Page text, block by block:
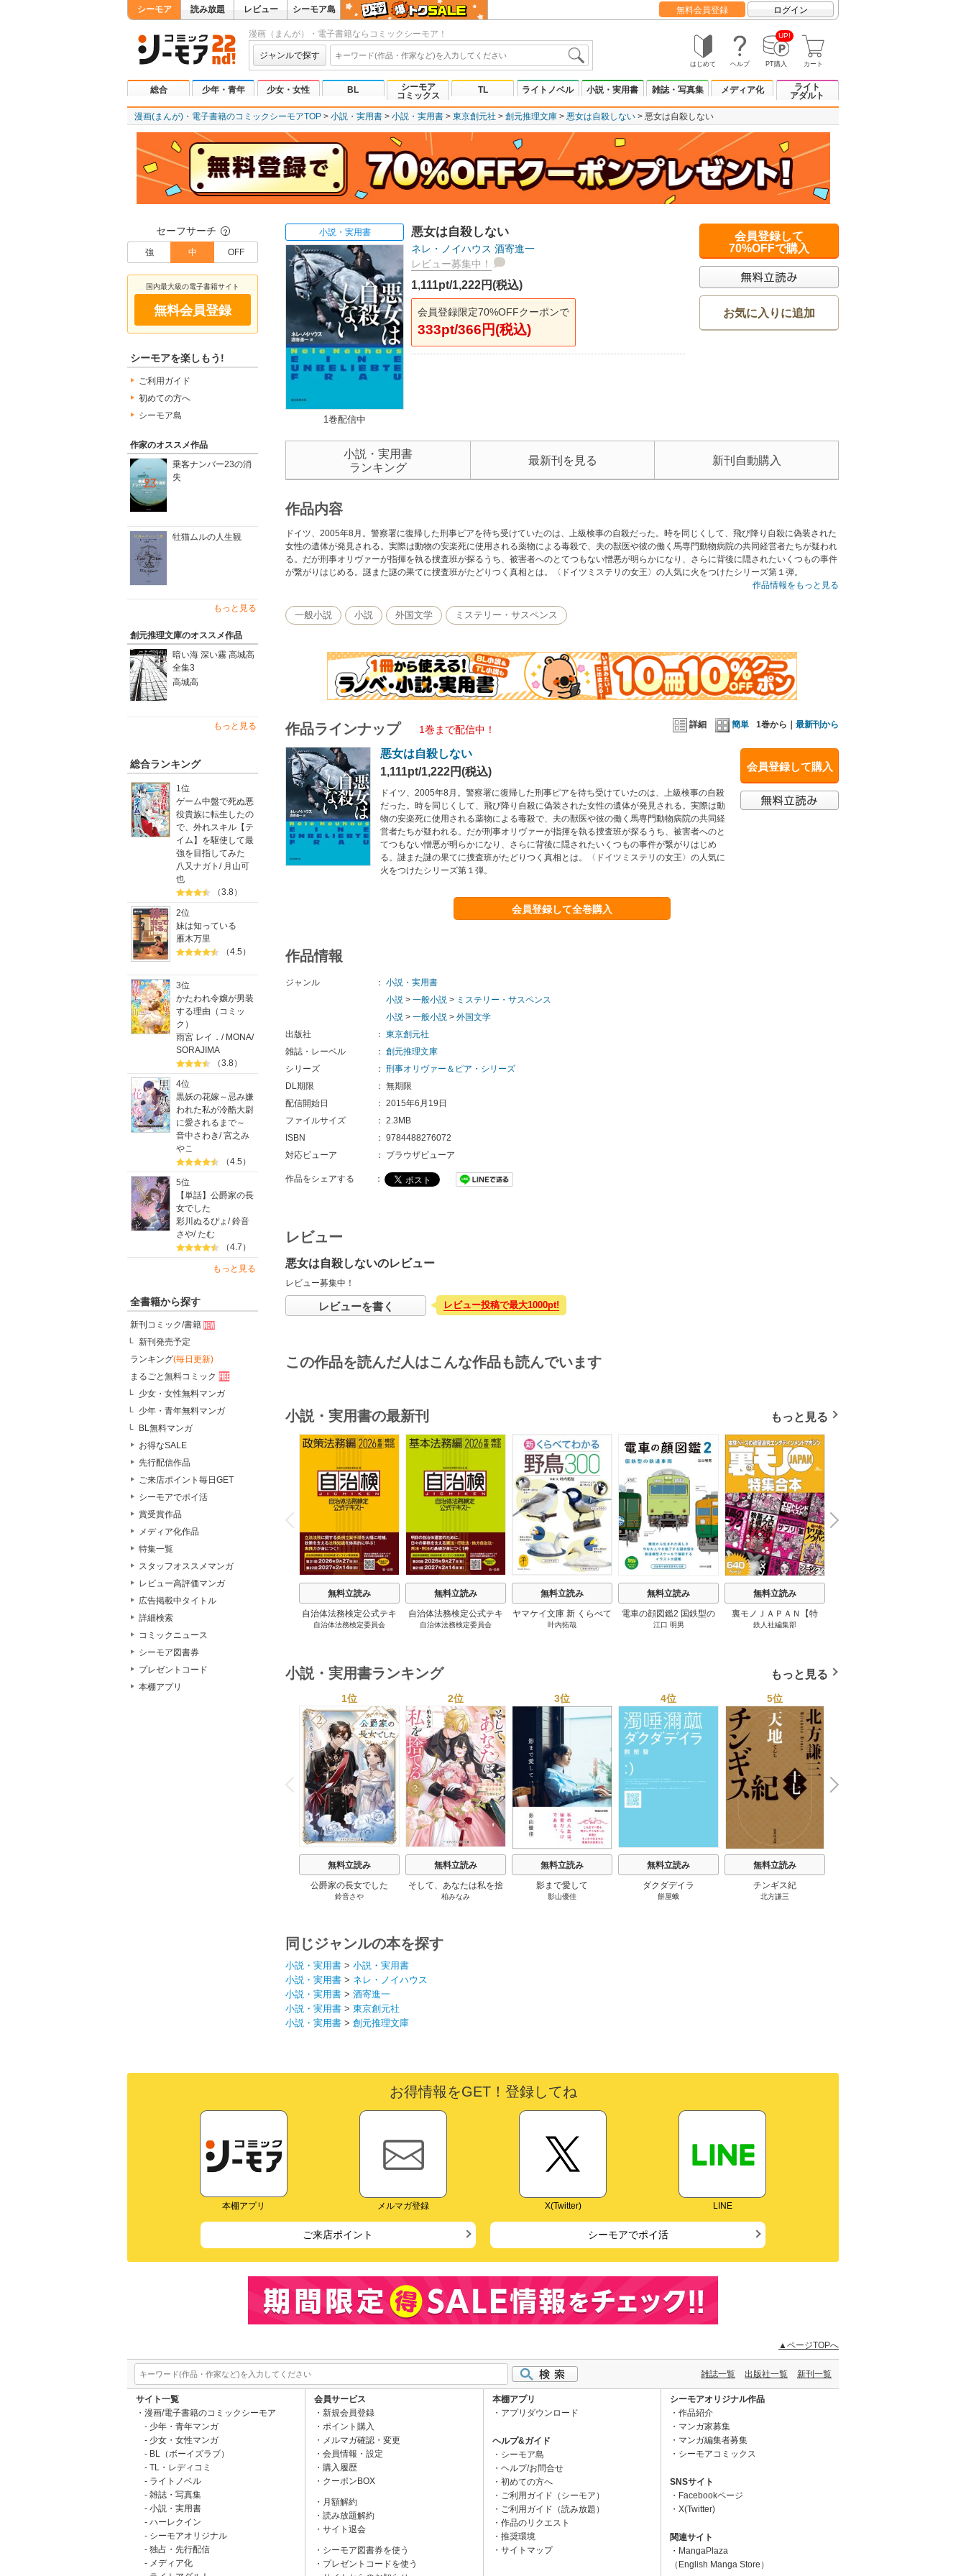
シーモア 読み放題 レビュー シーモア島 無料会員登録 ログイン
漫画（まんが）・電子書籍ならコミックシーモア！
ジャンルで探す
はじめて ヘルプ
UP!
PT購入 カート
総合 少年・青年 少女・女性 BL
シーモア
コミックス
TL ライトノベル 小説・実用書 雑誌・写真集 メディア化
ライト
アダルト
漫画(まんが)・電子書籍のコミックシーモアTOP 小説・実用書 小説・実用書 東京創元社 創元推理文庫 悪女は自殺しない 悪女は自殺しない
セーフサーチ ？
強 中 OFF
国内最大級の電子書籍サイト
無料会員登録
シーモアを楽しもう!
ご利用ガイド
初めての方へ
シーモア島
作家のオススメ作品
乗客ナンバー23の消
失
牡猫ムルの人生観
もっと見る
創元推理文庫のオススメ作品
暗い海 深い霧 高城高
全集3
高城高
もっと見る
総合ランキング
1位
ゲーム中盤で死ぬ悪
役貴族に転生したの
で、外れスキル【テ
イム】を駆使して最
強を目指してみた
八又ナガト / 月山可
也
（3.8）
2位
妹は知っている
雁木万里
（4.5）
3位
かたわれ令嬢が男装
する理由（コミッ
ク）
雨宮 レイ． / MONA/
SORAJIMA
（3.8）
4位
黒妖の花嫁～忌み嫌
われた私が冷酷大尉
に愛されるまで～
音中さわき/宮之み
やこ
（4.5）
5位
【単話】公爵家の長
女でした
彩川ぬるぴょ /鈴音
さや/たむ
（4.7）
もっと見る
全書籍から探す
新刊コミック/書籍
新刊発売予定
ランキング(毎日更新)
まるごと無料コミック
少女・女性無料マンガ
少年・青年無料マンガ
BL無料マンガ
お得なSALE
先行配信作品
ご来店ポイント毎日GET
シーモアでポイ活
賞受賞作品
メディア化作品
特集一覧
スタッフオススメマンガ
レビュー高評価マンガ
広告掲載中タイトル
詳細検索
コミックニュース
シーモア図書券
プレゼントコード
本棚アプリ
小説・実用書
1巻配信中
悪女は自殺しない
ネレ・ノイハウス 酒寄進一
レビュー募集中！
1,111pt/1,222円(税込)
会員登録限定70%OFFクーポンで
333pt/366円(税込)
会員登録して
70%OFFで購入
お気に入りに追加
小説・実用書
ランキング
最新刊を見る 新刊自動購入
作品内容
ドイツ、2005年8月。警察署に復帰した刑事ピアを待ち受けていたのは、上級検事の自殺だった。時を同じくして、飛び降り自殺に偽装された
女性の遺体が発見される。実際は動物の安楽死に使用される薬物による毒殺で、夫の獣医や彼の働く馬専門動物病院の共同経営者たちが疑われ
る。だが刑事オリヴァーが指揮を執る捜査班が探るうち、被害者へのとてつもない憎悪が明らかになり、さらに背後に隠されたいくつもの事件
が繋がりはじめる。謎また謎の果てに捜査班がたどりつく真相とは。〈ドイツミステリの女王〉の人気に火をつけたシリーズ第１弾。
作品情報をもっと見る
一般小説 小説 外国文学 ミステリー・サスペンス
詳細 簡単 1巻から｜ 最新刊から
作品ラインナップ 1巻まで配信中！
会員登録して購入
悪女は自殺しない
1,111pt/1,222円(税込)
ドイツ、2005年8月。警察署に復帰した刑事ピアを待ち受けていたのは、上級検事の自殺
だった。時を同じくして、飛び降り自殺に偽装された女性の遺体が発見される。実際は動
物の安楽死に使用される薬物による毒殺で、夫の獣医や彼の働く馬専門動物病院の共同経
営者たちが疑われる。だが刑事オリヴァーが指揮を執る捜査班が探るうち、被害者へのと
てつもない憎悪が明らかになり、さらに背後に隠されたいくつもの事件が繋がりはじめ
る。謎また謎の果てに捜査班がたどりつく真相とは。〈ドイツミステリの女王〉の人気に
火をつけたシリーズ第１弾。
会員登録して全巻購入
作品情報
ジャンル ： 小説・実用書
小説 > 一般小説 > ミステリー・サスペンス
小説 > 一般小説 > 外国文学
出版社
： 東京創元社
雑誌・レーベル
： 創元推理文庫
シリーズ
： 刑事オリヴァー＆ピア・シリーズ
DL期限
： 無期限
配信開始日
： 2015年6月19日
ファイルサイズ
： 2.3MB
ISBN
： 9784488276072
対応ビューア
： ブラウザビューア
作品をシェアする ：
レビュー
悪女は自殺しないのレビュー
レビュー募集中！
レビューを書く レビュー投稿で最大1000pt!
この作品を読んだ人はこんな作品も読んでいます
小説・実用書の最新刊 もっと見る
P
r
e
i
o
u
s
無料立読み
自治体法務検定公式テキ
スト 政策法務編 ２０
自治体法務検定委員会
無料立読み
自治体法務検定公式テキ
スト 基本法務編 ２０
自治体法務検定委員会
無料立読み
ヤマケイ文庫 新 くらべて
わかる野鳥300 1巻
叶内拓哉
無料立読み
電車の顔図鑑2 国鉄型の
鉄道車両 1巻
江口 明男
無料立読み
裏モノＪＡＰＡＮ【特
集】★超ボリューム版６
トレンド年間ベスト★お
っさん５０人の体験から
学ぶ★夢のようなエロい
楽園３０ 1巻
鉄人社編集部
N
e
x
t
小説・実用書ランキング もっと見る
P
r
e
v
i
o
u
s
1位
無料立読み
公爵家の長女でした
鈴音さや
2位
無料立読み
そして、あなたは私を捨
てる
柏みなみ
3位
無料立読み
影まで愛して
影山優佳
4位
無料立読み
ダクダデイラ
餅屋蛾
5位
無料立読み
チンギス紀
北方謙三
N
x
同じジャンルの本を探す
小説・実用書 > 小説・実用書
小説・実用書 > ネレ・ノイハウス
小説・実用書 > 酒寄進一
小説・実用書 > 東京創元社
小説・実用書 > 創元推理文庫
お得情報をGET！登録してね
本棚アプリ メルマガ登録 X(Twitter) LINE
ご来店ポイント シーモアでポイ活
▲ページTOPへ
雑誌一覧 出版社一覧 新刊一覧
サイト一覧
漫画/電子書籍のコミックシーモア
少年・青年マンガ
少女・女性マンガ
BL（ボーイズラブ）
TL・レディコミ
ライトノベル
雑誌・写真集
小説・実用書
ハーレクイン
シーモアオリジナル
独占・先行配信
メディア化
会員サービス
新規会員登録
ポイント購入
メルマガ確認・変更
会員情報・設定
購入履歴
クーポンBOX
月額解約
読み放題解約
サイト退会
シーモア図書券を使う
プレゼントコードを使う
本棚アプリ
アプリダウンロード
ヘルプ&ガイド
シーモア島
ヘルプ/お問合せ
初めての方へ
ご利用ガイド（シーモア）
ご利用ガイド（読み放題）
作品のリクエスト
推奨環境
サイトマップ
シーモアオリジナル作品
作品紹介
マンガ家募集
マンガ編集者募集
シーモアコミックス
SNSサイト
Facebookページ
X(Twitter)
関連サイト
MangaPlaza
（English Manga Store）